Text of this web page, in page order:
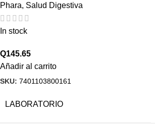
Phara, Salud Digestiva
In stock
Q145.65
Añadir al carrito
SKU: 7401103800161
LABORATORIO